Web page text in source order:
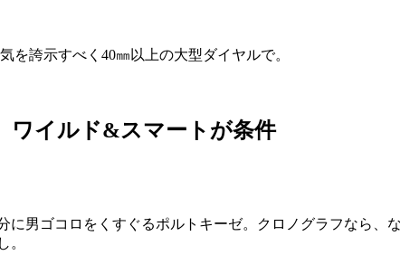
を誇示すべく40㎜以上の大型ダイヤルで。
ワイルド&スマートが条件
に男ゴコロをくすぐるポルトキーゼ。クロノグラフなら、
。